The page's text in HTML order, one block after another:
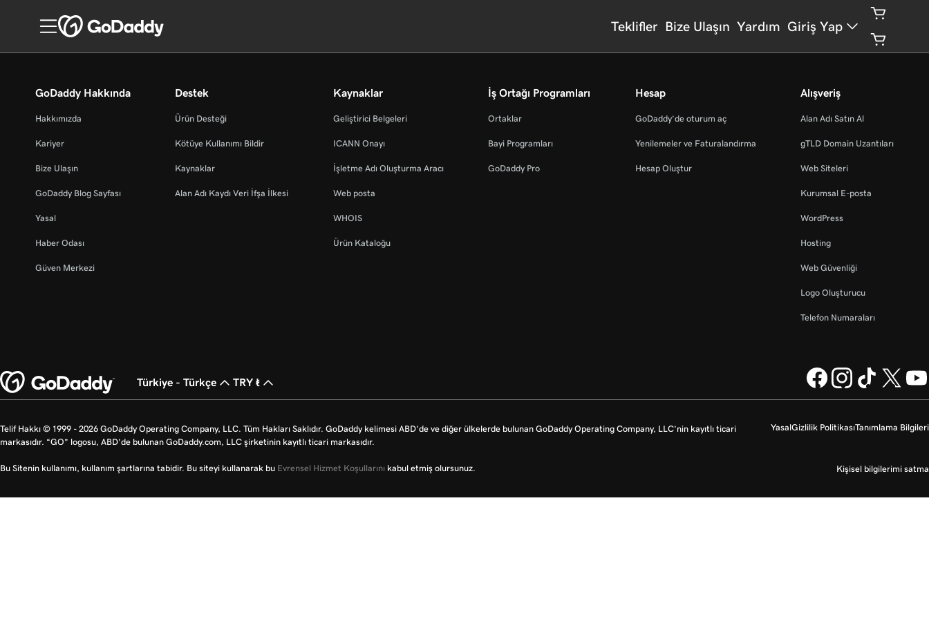
Teklifler Bize Ulaşın Yardım Giriş Yap
GoDaddy Hakkında
Hakkımızda
Kariyer
Bize Ulaşın
GoDaddy Blog Sayfası
Yasal
Haber Odası
Güven Merkezi
Destek
Ürün Desteği
Kötüye Kullanımı Bildir
Kaynaklar
Alan Adı Kaydı Veri İfşa İlkesi
Kaynaklar
Geliştirici Belgeleri
ICANN Onayı
İşletme Adı Oluşturma Aracı
Web posta
WHOIS
Ürün Kataloğu
İş Ortağı Programları
Ortaklar
Bayi Programları
GoDaddy Pro
Hesap
GoDaddy’de oturum aç
Yenilemeler ve Faturalandırma
Hesap Oluştur
Alışveriş
Alan Adı Satın Al
gTLD Domain Uzantıları
Web Siteleri
Kurumsal E-posta
WordPress
Hosting
Web Güvenliği
Logo Oluşturucu
Telefon Numaraları
Türkiye - Türkçe TRY ₺
YasalGizlilik PolitikasıTanımlama Bilgileri
Kişisel bilgilerimi satma
Telif Hakkı © 1999 - 2026 GoDaddy Operating Company, LLC. Tüm Hakları Saklıdır. GoDaddy kelimesi ABD'de ve diğer ülkelerde bulunan GoDaddy Operating Company, LLC’nin kayıtlı ticari
markasıdır. “GO” logosu, ABD’de bulunan GoDaddy.com, LLC şirketinin kayıtlı ticari markasıdır.
Bu Sitenin kullanımı, kullanım şartlarına tabidir. Bu siteyi kullanarak bu Evrensel Hizmet Koşullarını kabul etmiş olursunuz.